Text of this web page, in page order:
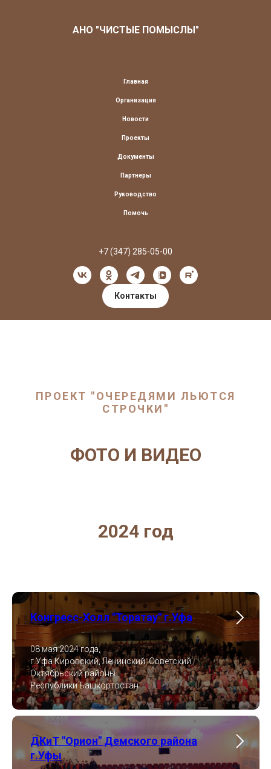
АНО "ЧИСТЫЕ ПОМЫСЛЫ"
Главная
Организация
Новости
Проекты
Документы
Партнеры
Руководство
Помочь
+7 (347) 285-05-00
Контакты
ПРОЕКТ "ОЧЕРЕДЯМИ ЛЬЮТСЯ
СТРОЧКИ"
ФОТО И ВИДЕО
2024 год
Конгресс-Холл "Торатау" г.Уфа
08 мая 2024 года,
г.Уфа Кировский, Ленинский, Советский,
Октябрьский районы
Республики Башкортостан
ДКиТ "Орион" Демского района
г.Уфы